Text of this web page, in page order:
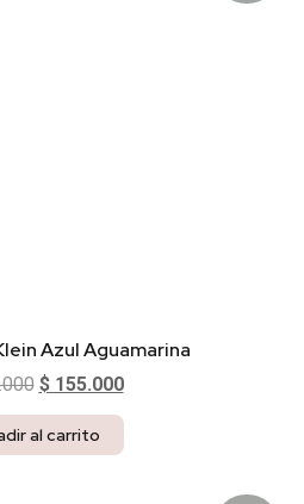
Azul Aguamarina
$155.000
al carrito